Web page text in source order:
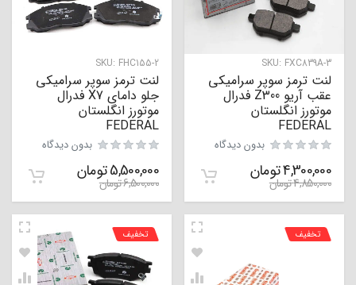
SKU: FXC839A-3
لنت ترمز سوپر سرامیکی
عقب آریو Z300 فدرال
موتورز انگلستان
FEDERAL
بدون دیدگاه
4,300,000تومان
4,850,000تومان
SKU: FHC155-2
لنت ترمز سوپر سرامیکی
جلو دامای X7 فدرال
موتورز انگلستان
FEDERAL
بدون دیدگاه
5,500,000تومان
6,500,000تومان
تخفیف تخفیف